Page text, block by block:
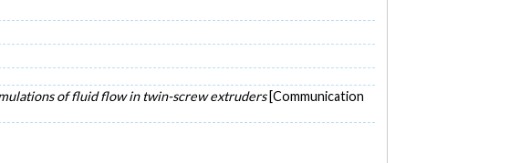
of fluid flow in twin-screw extruders [Communication